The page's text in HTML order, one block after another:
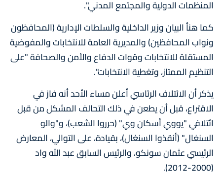
المنظمات الدولية والمجتمع المدني".
كما هنأ البيان وزير الداخلية والسلطات الإدارية (المحافظون
ونواب المحافظين) والمديرية العامة للانتخابات والمفوضية
المستقلة للانتخابات وقوات الدفاع والأمن والصحافة "على
التنظيم الممتاز، وتغطية الانتخابات".
يذكر أن الائتلاف الرئاسي أعلن مساء الأحد أنه فاز في
الاقتراع، قبل أن يطعن في ذلك التحالف المشكل من قبل
ائتلافي "يووي أسكان وي" (حرروا الشعب)، و"والو
السنغال" (أنقذوا السنغال)، بقيادة، على التوالي، المعارض
الرئيسي عثمان سونكو، والرئيس السابق عبد الله واد
(2000-2012).